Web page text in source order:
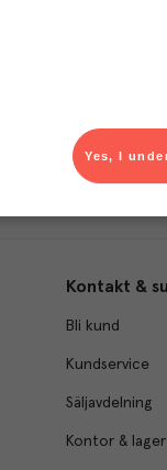
Kontakt &
Bli kund
Kundservice
Säljavdelning
Kontor & lager
Yes, I